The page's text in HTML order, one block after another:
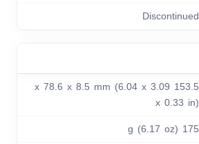
Discontinued
153.5 x 78.6 x 8.5 mm (6.04 x 3.09
x 0.33 in)
175 g (6.17 oz)